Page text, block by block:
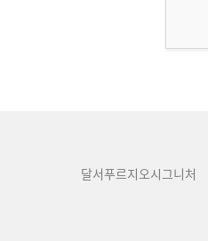
달서푸르지오시그니처